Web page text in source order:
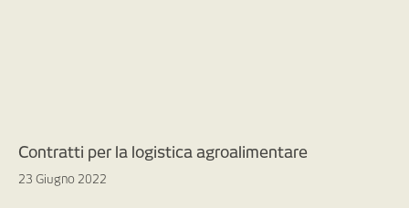
Contratti per la logistica agroalimentare
23 Giugno 2022